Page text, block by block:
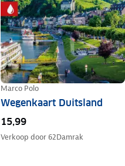
Marco Polo
Wegenkaart Duitsland
15,99
Verkoop door 62Damrak